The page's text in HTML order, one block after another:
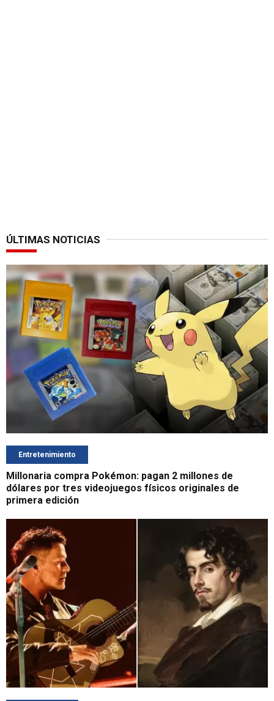
ÚLTIMAS NOTICIAS
Entretenimiento
Millonaria compra Pokémon: pagan 2 millones de
dólares por tres videojuegos físicos originales de
primera edición